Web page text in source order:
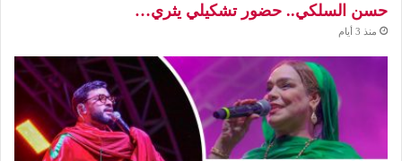
حسن السلكي.. حضور تشكيلي يثري…
منذ 3 أيام